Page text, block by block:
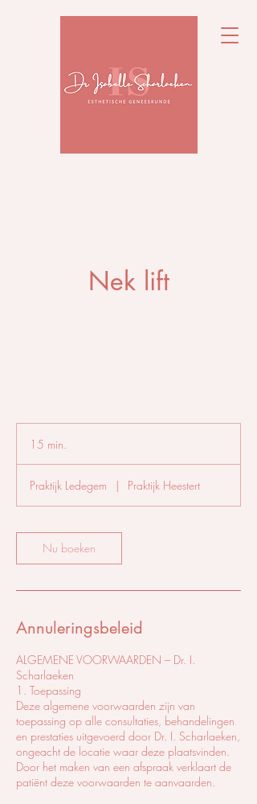
Nek lift
15 min.
i
n
Praktijk Ledegem | Praktijk Heestert
Nu boeken
Annuleringsbeleid
ALGEMENE VOORWAARDEN – Dr. I.
Scharlaeken
1. Toepassing
Deze algemene voorwaarden zijn van
toepassing op alle consultaties, behandelingen
en prestaties uitgevoerd door Dr. I. Scharlaeken,
ongeacht de locatie waar deze plaatsvinden.
Door het maken van een afspraak verklaart de
patiënt deze voorwaarden te aanvaarden.